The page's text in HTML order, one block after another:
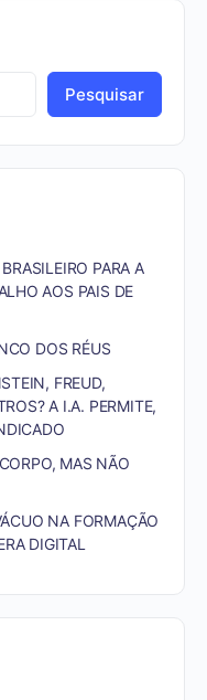
Pesquisar
PARA A
AOS PAIS DE
DOS RÉUS
FREUD,
A I.A. PERMITE,
MAS NÃO
NA FORMAÇÃO
DIGITAL